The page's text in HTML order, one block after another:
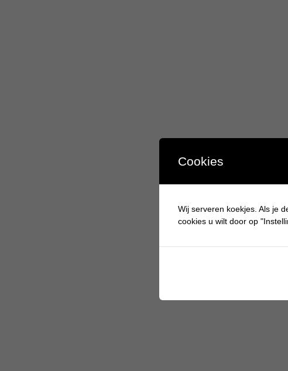
Cookies
Wij serveren koekjes. Als je
cookies u wilt door op